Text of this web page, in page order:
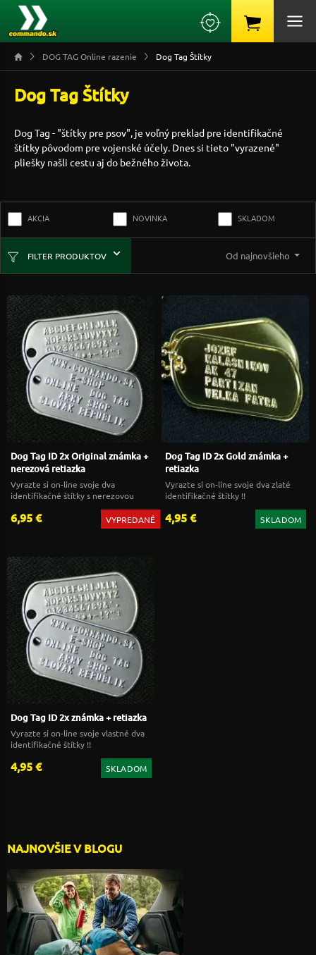
DOG TAG Online razenie Dog Tag Štítky
Dog Tag Štítky
Dog Tag - "štítky pre psov", je voľný preklad pre identifikačné
štítky pôvodom pre vojenské účely. Dnes si tieto "vyrazené"
pliešky našli cestu aj do bežného života.
AKCIA NOVINKA SKLADOM
FILTER PRODUKTOV Od najnovšieho
Dog Tag ID 2x Original známka +
nerezová retiazka
Vyrazte si on-line svoje dva
identifikačné štítky s nerezovou
6,95 € VYPREDANÉ
Dog Tag ID 2x Gold známka +
retiazka
Vyrazte si on-line svoje dva zlaté
identifikačné štítky !!
4,95 € SKLADOM
Dog Tag ID 2x známka + retiazka
Vyrazte si on-line svoje vlastné dva
identifikačné štítky !!
4,95 € SKLADOM
NAJNOVŠIE V BLOGU